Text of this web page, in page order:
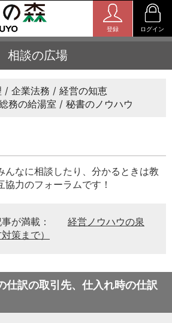
登録 ログイン
相談の広場
企業法務
経営の知恵
務の給湯室 秘書のノウハウ
んなに相談したり、分かるときは教
協力のフォーラムです！
が満載：
経営ノウハウの泉
策まで）
仕訳の取引先、仕入れ時の仕訳